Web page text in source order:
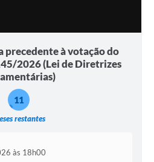
precedente à votação do
2026 (Lei de Diretrizes
restantes
11
às 18h00